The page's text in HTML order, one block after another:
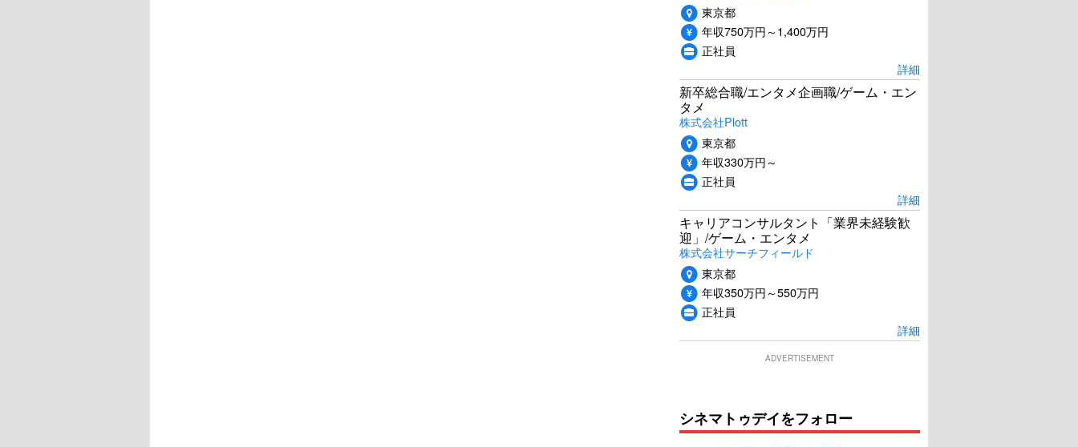
東京都
年収750万円～1,400万円
正社員
詳細
新卒総合職/エンタメ企画職/ゲーム・エン
タメ
株式会社Plott
東京都
年収330万円～
正社員
詳細
キャリアコンサルタント「業界未経験歓
迎」/ゲーム・エンタメ
株式会社サーチフィールド
東京都
年収350万円～550万円
正社員
詳細
ADVERTISEMENT
シネマトゥデイをフォロー